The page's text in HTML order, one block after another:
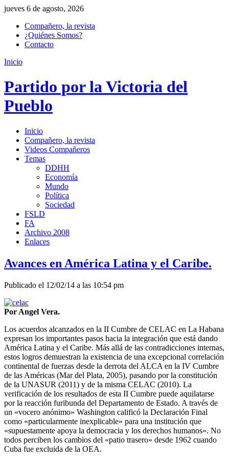
jueves 6 de agosto, 2026
Compañero, la revista
¿Quiénes Somos?
Contacto
Inicio
Partido por la Victoria del
Pueblo
Inicio
Compañero, la revista
Videos Compañeros
Temas
DDHH
Economía
Mundo
Política
Sociedad
FSLD
FA
Archivo 2008
Enlaces
Avances en América Latina y el Caribe.
Publicado el 12/02/14 a las 10:54 pm
Por Angel Vera.
Los acuerdos alcanzados en la II Cumbre de CELAC en La Habana
expresan los importantes pasos hacia la integración que está dando
América Latina y el Caribe. Más allá de las contradicciones internas,
estos logros demuestran la existencia de una excepcional correlación
continental de fuerzas desde la derrota del ALCA en la IV Cumbre
de las Américas (Mar del Plata, 2005), pasando por la constitución
de la UNASUR (2011) y de la misma CELAC (2010). La
verificación de los resultados de esta II Cumbre puede aquilatarse
por la reacción furibunda del Departamento de Estado. A través de
un «vocero anónimo» Washington calificó la Declaración Final
como «particularmente inexplicable» para una institución que
«supuestamente apoya la democracia y los derechos humanos». No
todos perciben los cambios del «patio trasero» desde 1962 cuando
Cuba fue excluida de la OEA.